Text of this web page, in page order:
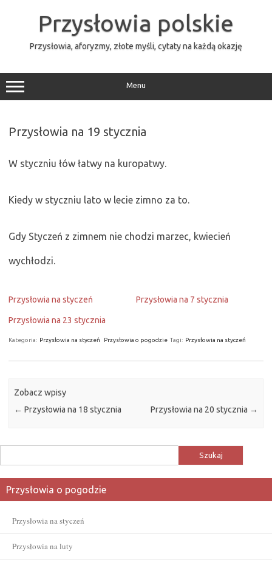
Przysłowia polskie
Przysłowia, aforyzmy, złote myśli, cytaty na każdą okazję
Menu
Przysłowia na 19 stycznia
W styczniu łów łatwy na kuropatwy.
Kiedy w styczniu lato w lecie zimno za to.
Gdy Styczeń z zimnem nie chodzi marzec, kwiecień
wychłodzi.
Przysłowia na styczeń Przysłowia na 7 stycznia
Przysłowia na 23 stycznia
Kategoria: Przysłowia na styczeń Przysłowia o pogodzie Tagi: Przysłowia na styczeń
Zobacz wpisy
← Przysłowia na 18 stycznia Przysłowia na 20 stycznia →
Przysłowia o pogodzie
Przysłowia na styczeń
Przysłowia na luty